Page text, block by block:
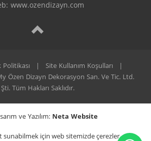
www.ozendizayn.com
Politikası | Site Kullanım Koşulları
|
Özen Dizayn Dekorasyon San. Ve Tic. Ltd.
Şti. Tüm Hakları Saklıdır.
ve Yazılım: Neta Website
sunabilmek için web sitemizde çerezler